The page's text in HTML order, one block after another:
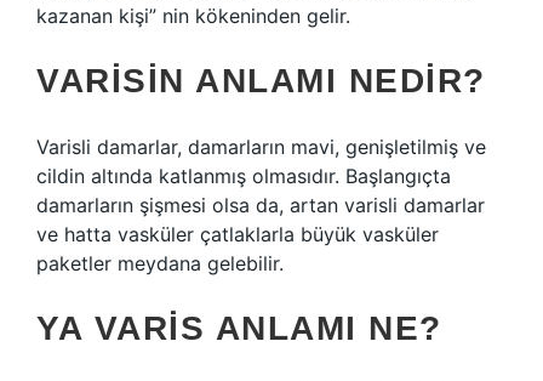
kazanan kişi” nin kökeninden gelir.
VARISIN ANLAMI NEDIR?
Varisli damarlar, damarların mavi, genişletilmiş ve
cildin altında katlanmış olmasıdır. Başlangıçta
damarların şişmesi olsa da, artan varisli damarlar
ve hatta vasküler çatlaklarla büyük vasküler
paketler meydana gelebilir.
YA VARIS ANLAMI NE?